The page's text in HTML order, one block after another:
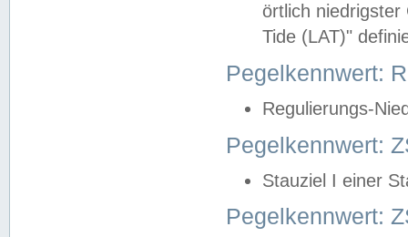
örtlich
Tide (LAT)"
Pegelkennwert:
Regulierungs-
Pegelkennwert:
Stauziel I einer
Pegelkennwert: